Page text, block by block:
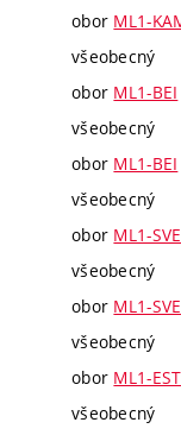
obor ML1-
všeobecný
obor ML1-BEI
všeobecný
obor ML1-BEI
všeobecný
obor ML1-SVE
všeobecný
obor ML1-SVE
všeobecný
obor ML1-EST
všeobecný